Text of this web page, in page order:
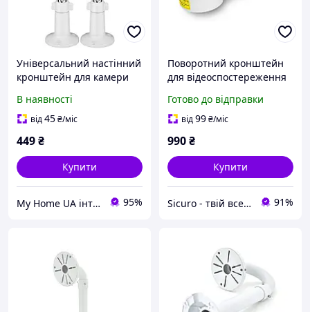
Універсальний настінний
кронштейн для камери
поворотне кріплення
360°
В наявності
від45₴/міс
449₴
Купити
My Home UA інтернет магазин товарів для дому 95%
Поворотний кронштейн
для відеоспостереження
Готово до відправки
від99₴/міс
990₴
Купити
Sicuro - твій всесвіт комфорту та безпеки 91%